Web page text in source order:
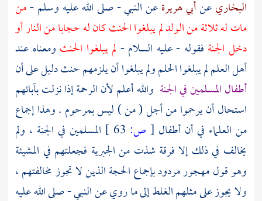
البخاريعنأبي هريرةعن النبي - صلى الله عليه وسلم -من
مات له ثلاثة من الولد لم يبلغوا الحنث كان له حجابا من النار أو
دخل الجنة فقوله - عليه السلام - لم يبلغوا الحنث ومعناه عند
أهل العلم لم يبلغوا الحلم ولم يبلغوا أن يلزمهم حنث دليل على أن
أطفال المسلمين في الجنة والله أعلم لأن الرحمة إذا نزلت بآبائهم
استحال أن يرحموا من أجل ( من ) ليس بمرحوم . وهذا إجماع
من العلماء في أن أطفال [ ص:
المسلمين في الجنة ، ولم
يخالف في ذلك إلا فرقة شذت منالجبرية فجعلتهم في المشيئة
وهو قول مهجور مردود بإجماع الحجة الذين لا تجوز مخالفتهم ،
ولا يجوز على مثلهم الغلط إلى ما روي عن النبي - صلى الله عليه